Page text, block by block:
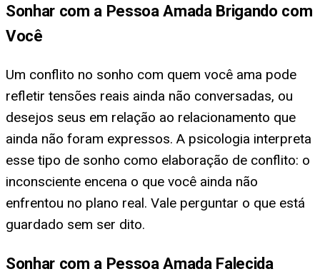
Sonhar com a Pessoa Amada Brigando com
Você
Um conflito no sonho com quem você ama pode
refletir tensões reais ainda não conversadas, ou
desejos seus em relação ao relacionamento que
ainda não foram expressos. A psicologia interpreta
esse tipo de sonho como elaboração de conflito: o
inconsciente encena o que você ainda não
enfrentou no plano real. Vale perguntar o que está
guardado sem ser dito.
Sonhar com a Pessoa Amada Falecida